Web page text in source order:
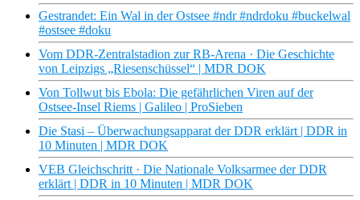
Gestrandet: Ein Wal in der Ostsee #ndr #ndrdoku #buckelwal
#ostsee #doku
Vom DDR-Zentralstadion zur RB-Arena · Die Geschichte
von Leipzigs „Riesenschüssel“ | MDR DOK
Von Tollwut bis Ebola: Die gefährlichen Viren auf der
Ostsee-Insel Riems | Galileo | ProSieben
Die Stasi – Überwachungsapparat der DDR erklärt | DDR in
10 Minuten | MDR DOK
VEB Gleichschritt · Die Nationale Volksarmee der DDR
erklärt | DDR in 10 Minuten | MDR DOK